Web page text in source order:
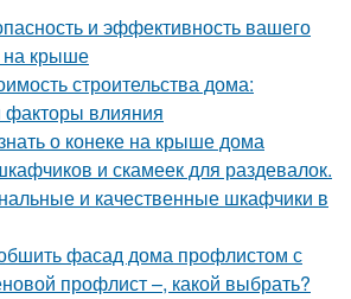
и эффективность вашего
крыше
строительства дома:
влияния
о конеке на крыше дома
и скамеек для раздевалок.
и качественные шкафчики в
фасад дома профлистом с
профлист –, какой выбрать?